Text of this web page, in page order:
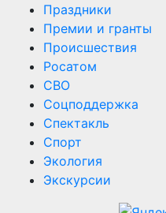
Праздники
Премии и гранты
Происшествия
Росатом
СВО
Соцподдержка
Спектакль
Спорт
Экология
Экскурсии